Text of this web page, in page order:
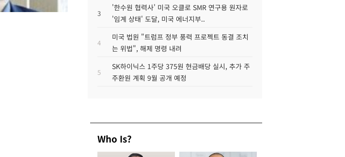
3
'한수원 협력사' 미국 오클로 SMR 연구용 원자로
'임계 상태' 도달, 미국 에너지부..
4
미국 법원 "트럼프 정부 풍력 프로젝트 동결 조치
는 위법", 해제 명령 내려
5
SK하이닉스 1주당 375원 현금배당 실시, 추가 주
주환원 계획 9월 공개 예정
Who Is?